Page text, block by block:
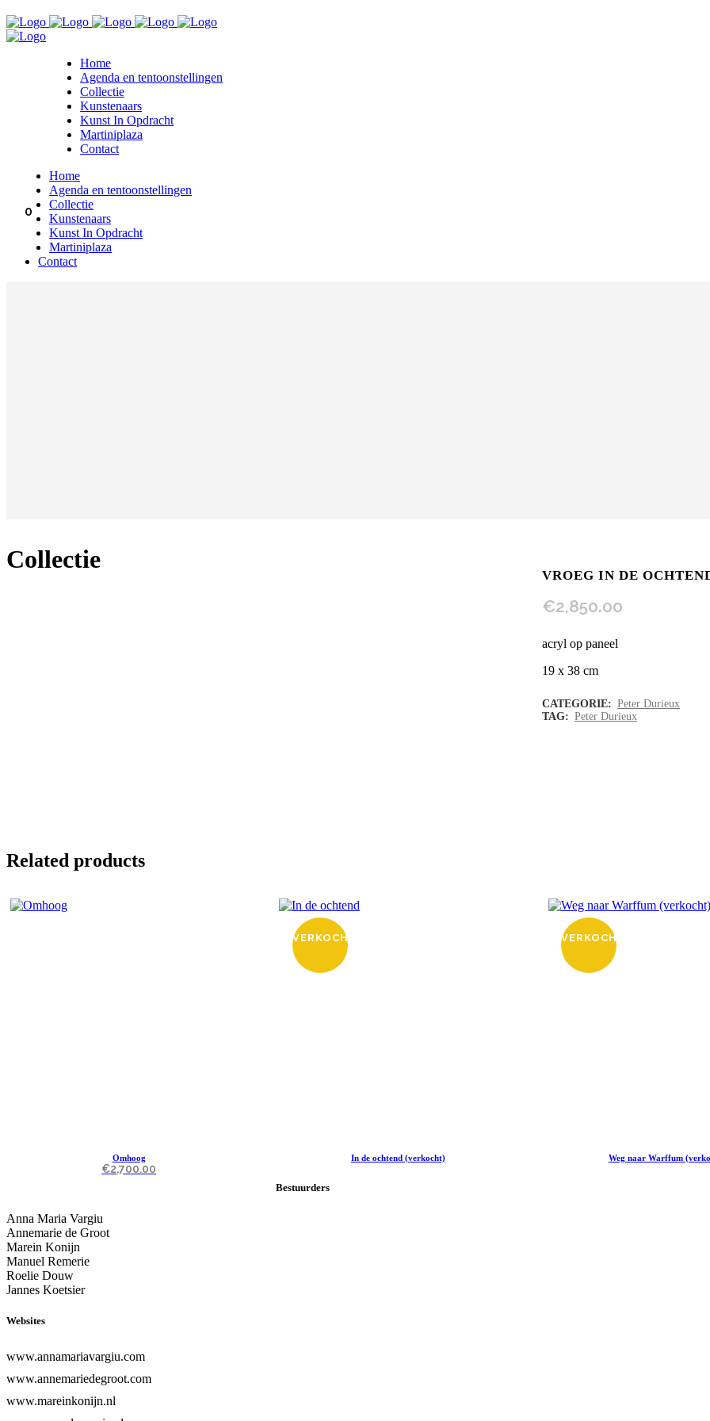
Home
Agenda en tentoonstellingen
Collectie
Kunstenaars
Kunst In Opdracht
Martiniplaza
Contact
0
Home
Agenda en tentoonstellingen
Collectie
Kunstenaars
Kunst In Opdracht
Martiniplaza
Contact
Collectie
VROEG IN DE
€2,850.00
acryl op paneel
19 x 38 cm
CATEGORIE: Peter Durieux
TAG: Peter Durieux
Related products
Omhoog
€2,700.00
VERKOCHT
In de ochtend (verkocht)
VERKOCHT
Weg naar Warffum
Bestuurders
Anna Maria Vargiu
Annemarie de Groot
Marein Konijn
Manuel Remerie
Roelie Douw
Jannes Koetsier
Websites
www.annamariavargiu.com
www.annemariedegroot.com
www.mareinkonijn.nl